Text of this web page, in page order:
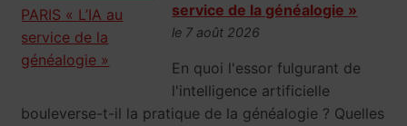
service de la généalogie »
le 7 août 2026
En quoi l'essor fulgurant de
l'intelligence artificielle
bouleverse-t-il la pratique de la généalogie ? Quelles